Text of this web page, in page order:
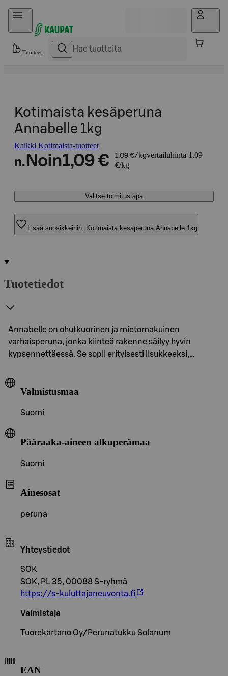
Hyppää sisältöön
Tuotteet
Kotimaista kesäperuna
Annabelle 1kg
Kaikki Kotimaista-tuotteet
n. Noin1,09 € 1,09 €/kgvertailuhinta 1,09
€/kg
Valitse toimitustapa
Lisää suosikkeihin, Kotimaista kesäperuna Annabelle 1kg
Tuotetiedot
Annabelle on ohutkuorinen ja mietomakuinen
varhaisperuna, jonka kiinteä rakenne säilyy hyvin
kypsennettäessä. Se sopii erityisesti lisukkeeksi,…
Valmistusmaa
Suomi
Pääraaka-aineen alkuperämaa
Suomi
Ainesosat
peruna
Yhteystiedot
SOK
SOK, PL 35, 00088 S-ryhmä
https://s-kuluttajaneuvonta.fi
Valmistaja
Tuorekartano Oy/Perunatukku Solanum
EAN